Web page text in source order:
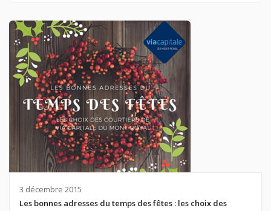
3 décembre 2015
Les bonnes adresses du temps des fêtes : les choix des